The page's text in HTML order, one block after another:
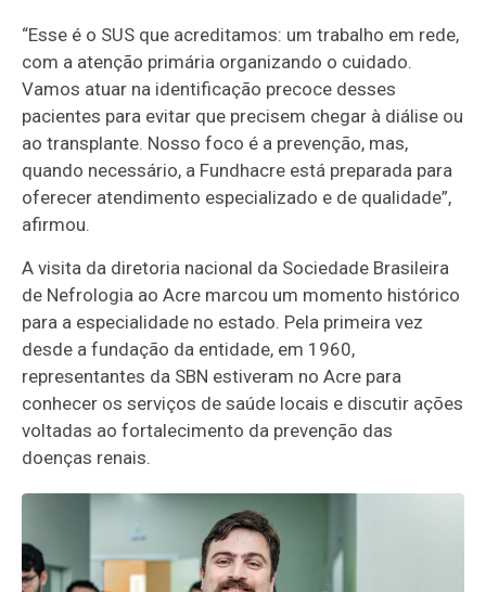
“Esse é o SUS que acreditamos: um trabalho em rede,
com a atenção primária organizando o cuidado.
Vamos atuar na identificação precoce desses
pacientes para evitar que precisem chegar à diálise ou
ao transplante. Nosso foco é a prevenção, mas,
quando necessário, a Fundhacre está preparada para
oferecer atendimento especializado e de qualidade”,
afirmou.
A visita da diretoria nacional da Sociedade Brasileira
de Nefrologia ao Acre marcou um momento histórico
para a especialidade no estado. Pela primeira vez
desde a fundação da entidade, em 1960,
representantes da SBN estiveram no Acre para
conhecer os serviços de saúde locais e discutir ações
voltadas ao fortalecimento da prevenção das
doenças renais.